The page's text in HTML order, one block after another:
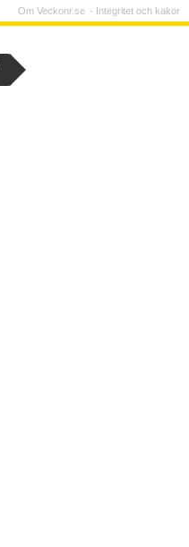
Om Veckonr.se Integritet och kakor